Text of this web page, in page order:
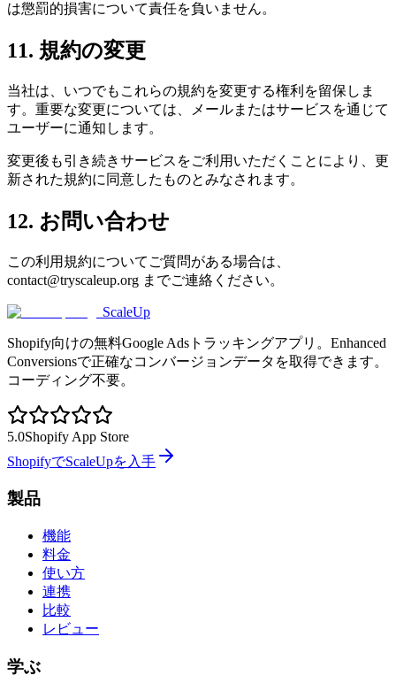
は懲罰的損害について責任を負いません。
11. 規約の変更
当社は、いつでもこれらの規約を変更する権利を留保しま
す。重要な変更については、メールまたはサービスを通じて
ユーザーに通知します。
変更後も引き続きサービスをご利用いただくことにより、更
新された規約に同意したものとみなされます。
12. お問い合わせ
この利用規約についてご質問がある場合は、
contact@tryscaleup.org までご連絡ください。
ScaleUp
Shopify向けの無料Google Adsトラッキングアプリ。Enhanced
Conversionsで正確なコンバージョンデータを取得できます。
コーディング不要。
5.0Shopify App Store
ShopifyでScaleUpを入手
製品
機能
料金
使い方
連携
比較
レビュー
学ぶ